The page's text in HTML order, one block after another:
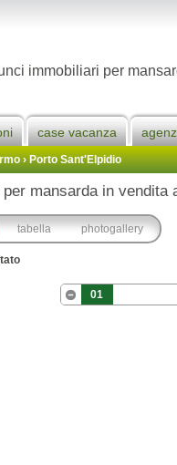
immobiliari per
case vacanza
›Porto Sant'Elpidio
mansarda in vendita
tabella photogallery
01